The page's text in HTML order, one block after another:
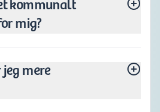
kommunalt
mig?
mere